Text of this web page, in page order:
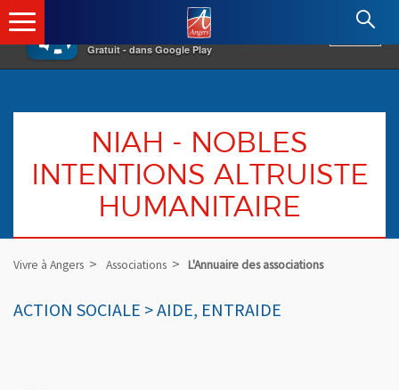
×
Gratuit - dans Google Play
Angers.fr : Retour à l'accueil
NIAH - NOBLES
INTENTIONS ALTRUISTE
HUMANITAIRE
Vivre à Angers Associations L'Annuaire des associations
ACTION SOCIALE > AIDE, ENTRAIDE